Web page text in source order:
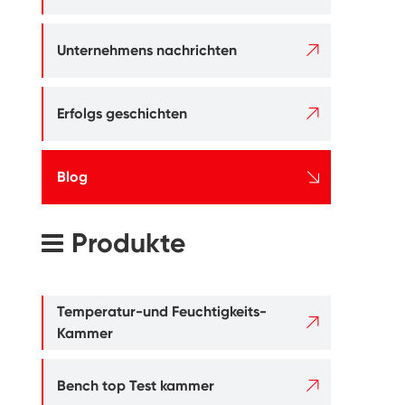
Unternehmens nachrichten 
Erfolgs geschichten 
Blog 
Produkte
Temperatur-und Feuchtigkeits-
Kammer

Bench top Test kammer 